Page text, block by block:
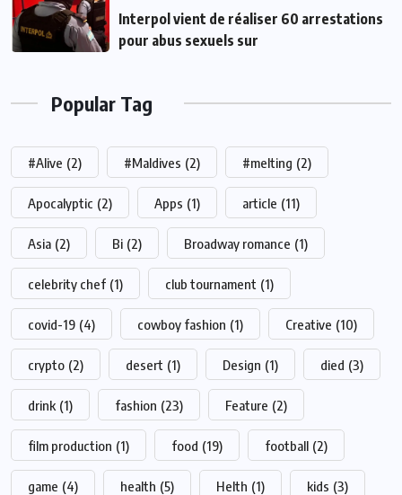
Interpol vient de réaliser 60 arrestations
pour abus sexuels sur
Popular Tag
#Alive (2) #Maldives (2) #melting (2)
Apocalyptic (2) Apps (1) article (11)
Asia (2) Bi (2) Broadway romance (1)
celebrity chef (1) club tournament (1)
covid-19 (4) cowboy fashion (1) Creative (10)
crypto (2) desert (1) Design (1) died (3)
drink (1) fashion (23) Feature (2)
film production (1) food (19) football (2)
game (4) health (5) Helth (1) kids (3)